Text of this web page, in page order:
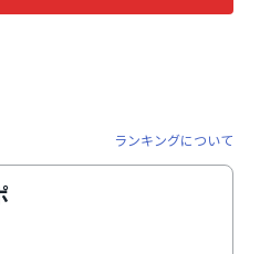
ランキングについて